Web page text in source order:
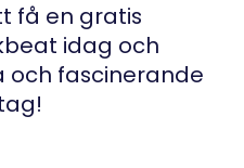
få en gratis
idag och
och fascinerande